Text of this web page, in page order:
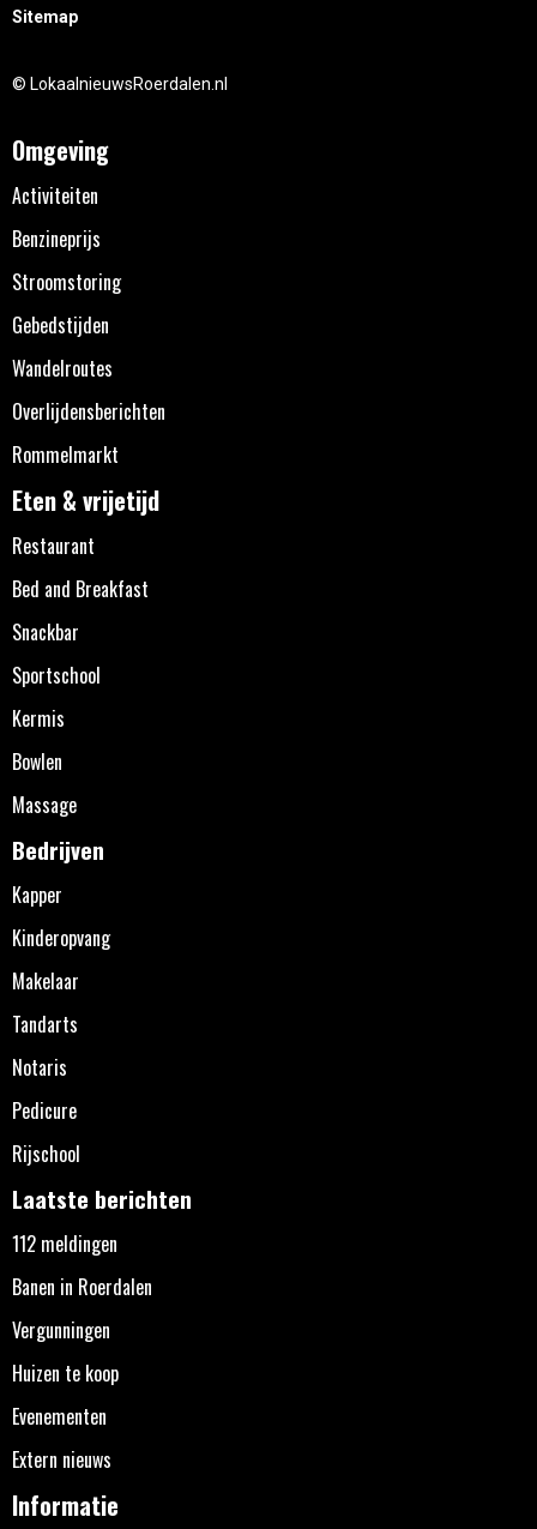
Sitemap
© LokaalnieuwsRoerdalen.nl
Omgeving
Activiteiten
Benzineprijs
Stroomstoring
Gebedstijden
Wandelroutes
Overlijdensberichten
Rommelmarkt
Eten & vrijetijd
Restaurant
Bed and Breakfast
Snackbar
Sportschool
Kermis
Bowlen
Massage
Bedrijven
Kapper
Kinderopvang
Makelaar
Tandarts
Notaris
Pedicure
Rijschool
Laatste berichten
112 meldingen
Banen in Roerdalen
Vergunningen
Huizen te koop
Evenementen
Extern nieuws
Informatie